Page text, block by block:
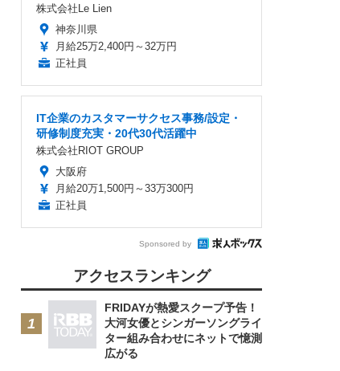
株式会社Le Lien
神奈川県
月給25万2,400円～32万円
正社員
IT企業のカスタマーサクセス事務/設定・
研修制度充実・20代30代活躍中
株式会社RIOT GROUP
大阪府
月給20万1,500円～33万300円
正社員
Sponsored by
アクセスランキング
FRIDAYが熱愛スクープ予告！
大河女優とシンガーソングライ
ター組み合わせにネットで憶測
広がる